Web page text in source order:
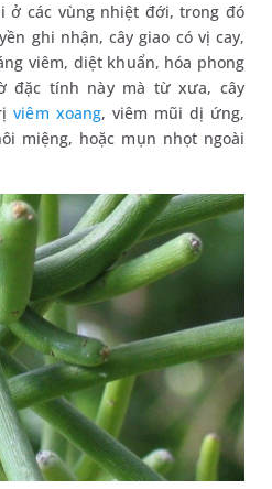
ở các vùng nhiệt đới, trong đó
ghi nhận, cây giao có vị cay,
viêm, diệt khuẩn, hóa phong
đặc tính này mà từ xưa, cây
viêm xoang, viêm mũi dị ứng,
miệng, hoặc mụn nhọt ngoài